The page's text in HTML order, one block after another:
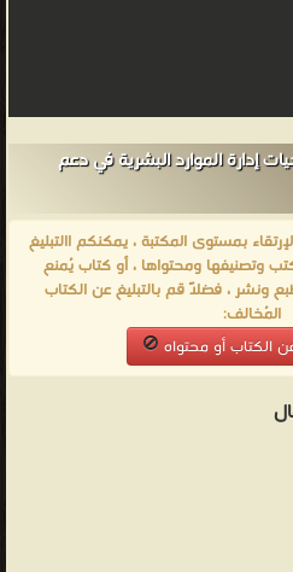
إدارة الموارد البشرية في دعم
بمستوى المكتبة ، يمكنكم االتبليغ
وتصنيفها ومحتواها ، أو كتاب يُمنع
ونشر ، فضلاً قم بالتبليغ عن الكتاب
المُخالف:
الكتاب أو محتواه